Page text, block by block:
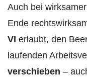
Auch bei
Ende
VI erlaubt, den
laufenden
verschieben –